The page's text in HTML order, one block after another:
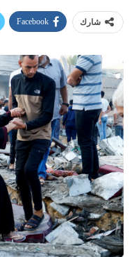
شارك Facebook